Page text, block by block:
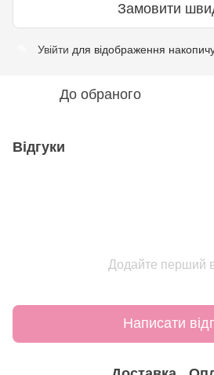
Замовити
Увійти для відображення
До обраного
Відгуки
Додайте перший
Написати